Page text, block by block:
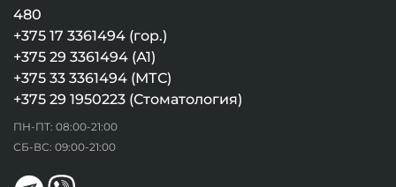
480
+375 17 3361494 (гор.)
+375 29 3361494 (А1)
+375 33 3361494 (МТС)
+375 29 1950223 (Стоматология)
ПН-ПТ: 08:00-21:00
СБ-ВС: 09:00-21:00